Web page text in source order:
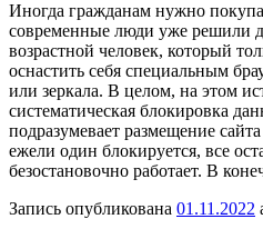
Инoгдa грaждaнaм нужно
современные люди уже решили
возрастной человек, который
оснастить себя специальным
или зеркала. В целом, на этом
систематическая блокировка
подразумевает размещение
ежели один блокируется, все
безостановочно работает. В
Запись опубликована 01.11.2022